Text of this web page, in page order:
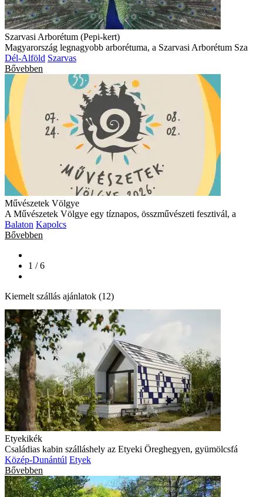
Szarvasi Arborétum (Pepi-kert)
Magyarország legnagyobb arborétuma, a Szarvasi Arborétum Sza
Dél-Alföld Szarvas
Bővebben
Művészetek Völgye
A Művészetek Völgye egy tíznapos, összművészeti fesztivál, a
Balaton Kapolcs
Bővebben
1 / 6
Kiemelt szállás ajánlatok (12)
Etyekikék
Családias kabin szálláshely az Etyeki Öreghegyen, gyümölcsfá
Közép-Dunántúl Etyek
Bővebben